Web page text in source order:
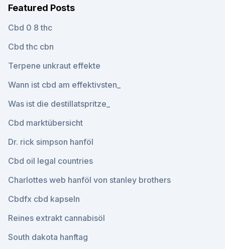
Featured Posts
Cbd 0 8 thc
Cbd thc cbn
Terpene unkraut effekte
Wann ist cbd am effektivsten_
Was ist die destillatspritze_
Cbd marktübersicht
Dr. rick simpson hanföl
Cbd oil legal countries
Charlottes web hanföl von stanley brothers
Cbdfx cbd kapseln
Reines extrakt cannabisöl
South dakota hanftag